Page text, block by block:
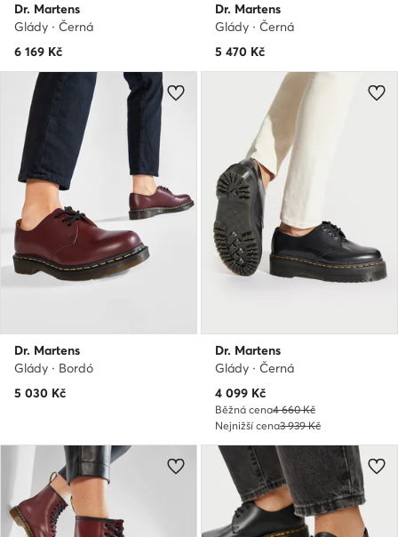
Dr. Martens
Glády · Černá
6 169 Kč
Dr. Martens
Glády · Černá
5 470 Kč
Dr. Martens
Glády · Bordó
5 030 Kč
Dr. Martens
Glády · Černá
Aktuální cena
4 099 Kč
Běžná cena4 660 Kč
Nejnižší cena3 939 Kč